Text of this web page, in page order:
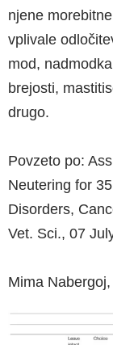
njene
vplivale
mod,
brejosti,
drugo.
Povzeto po:
Neutering for
Disorders,
Vet. Sci., 07
Mima